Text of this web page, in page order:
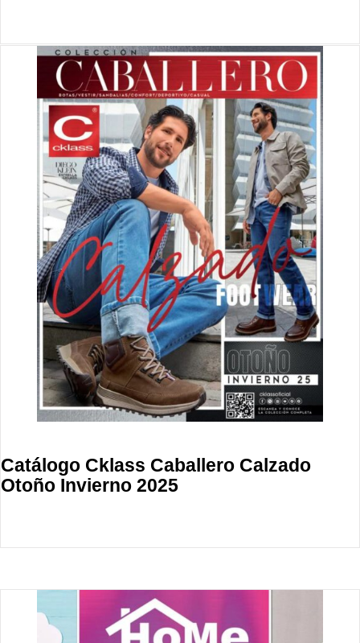
Catálogo Cklass Caballero Calzado
Otoño Invierno 2025